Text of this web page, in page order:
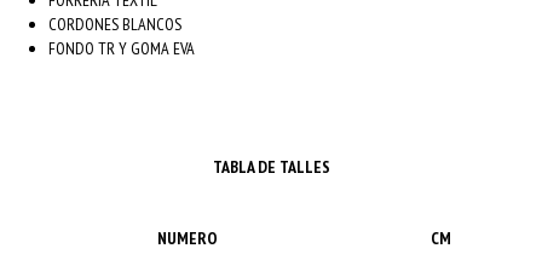
CORDONES BLANCOS
FONDO TR Y GOMA EVA
TABLA DE TALLES
NUMERO CM